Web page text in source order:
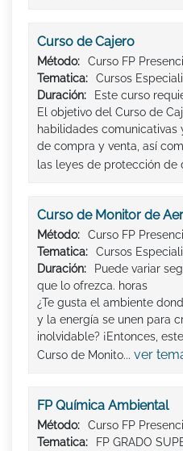
Curso de Cajero
Método:
Curso FP
Tematica:
Cursos
Duración:
Este curso
El objetivo del Curso de
habilidades
de compra y venta, así
las leyes de protección de
Curso de Monitor de
Método:
Curso FP
Tematica:
Cursos
Duración:
Puede variar
que lo ofrezca. horas
¿Te gusta el ambiente
y la energía se unen para
inolvidable? ¡Entonces,
Curso de Monito... ver
FP Química Ambiental
Método:
Curso FP
Tematica:
FP GRADO